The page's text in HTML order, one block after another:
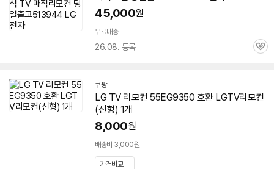
45,000원
무료배송
26.08. 등록
관
쿠팡
LG TV 리모컨 55EG9350 호환 LGTV리모컨
(신형) 1개
8,000원
배송비 3,000원
가격비교